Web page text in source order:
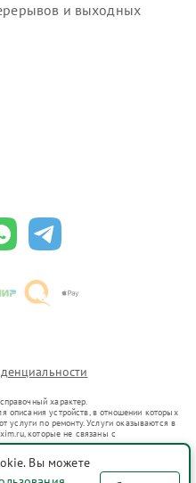
и выходных
характер.
описания устройств, в отношении которых
по ремонту. Услуги оказываются в
которые не связаны с
представителями.
в гражданский оборот в соответствии
индивидуализации услуг или введения
Вы можете